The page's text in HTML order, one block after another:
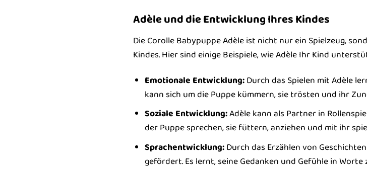
Adèle und die Entwicklung Ihres Kindes
Die Corolle Babypuppe Adèle ist nicht nur ein Spielzeug,
Kindes. Hier sind einige Beispiele, wie Adèle Ihr Kind
Emotionale Entwicklung:Durch das Spielen mit Adèle
kann sich um die Puppe kümmern, sie trösten und ihr
Soziale Entwicklung:Adèle kann als Partner in
der Puppe sprechen, sie füttern, anziehen und mit ihr
Sprachentwicklung:Durch das Erzählen von
gefördert. Es lernt, seine Gedanken und Gefühle in Worte